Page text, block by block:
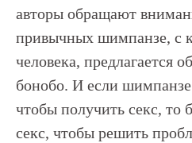
авторы обращают
привычных шимпанзе, с
человека, предлагается
бонобо. И если
чтобы получить секс, то
секс, чтобы решить